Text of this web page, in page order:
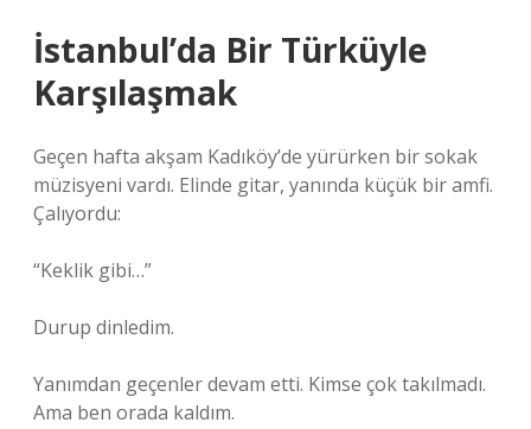
İstanbul’da Bir Türküyle
Karşılaşmak
Geçen hafta akşam Kadıköy’de yürürken bir sokak
müzisyeni vardı. Elinde gitar, yanında küçük bir amfi.
Çalıyordu:
“Keklik gibi…”
Durup dinledim.
Yanımdan geçenler devam etti. Kimse çok takılmadı.
Ama ben orada kaldım.